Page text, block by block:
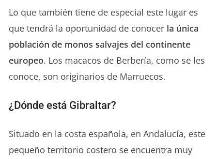
Lo que también tiene de especial este lugar es
que tendrá la oportunidad de conocer la única
población de monos salvajes del continente
europeo. Los macacos de Berbería, como se les
conoce, son originarios de Marruecos.
¿Dónde está Gibraltar?
Situado en la costa española, en Andalucía, este
pequeño territorio costero se encuentra muy